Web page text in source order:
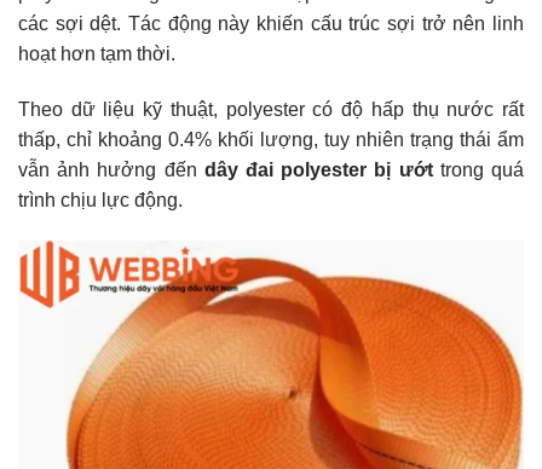
các sợi dệt. Tác động này khiến cấu trúc sợi trở nên linh
hoạt hơn tạm thời.
Theo dữ liệu kỹ thuật, polyester có độ hấp thụ nước rất
thấp, chỉ khoảng 0.4% khối lượng, tuy nhiên trạng thái ẩm
vẫn ảnh hưởng đến dây đai polyester bị ướttrong quá
trình chịu lực động.